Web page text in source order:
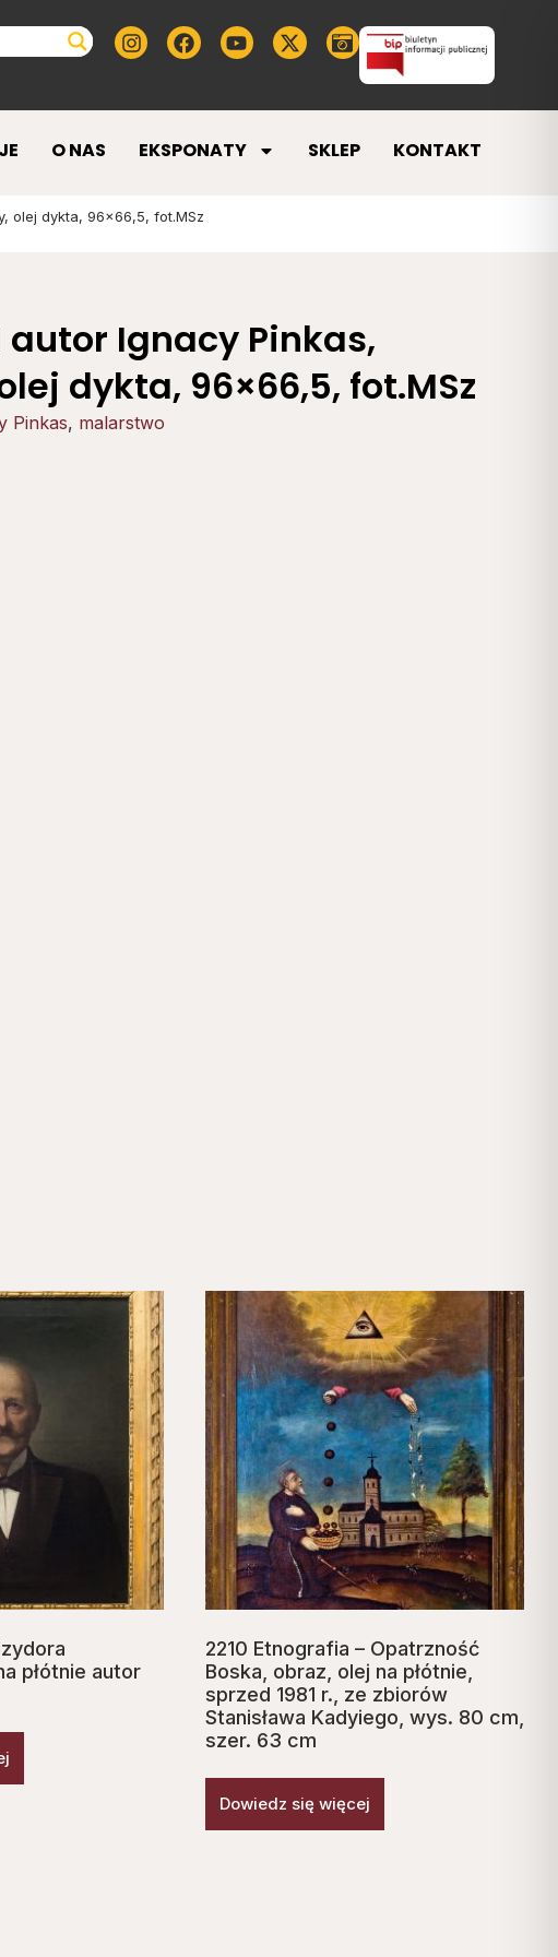
O NAS EKSPONATY SKLEP KONTAKT
olej dykta, 96×66,5, fot.MSz
autor Ignacy Pinkas,
dykta, 96×66,5, fot.MSz
Pinkas, malarstwo
płótnie autor
2210 Etnografia – Opatrzność
Boska, obraz, olej na płótnie,
sprzed 1981 r., ze zbiorów
Stanisława Kadyiego, wys. 80 cm,
szer. 63 cm
Dowiedz się więcej